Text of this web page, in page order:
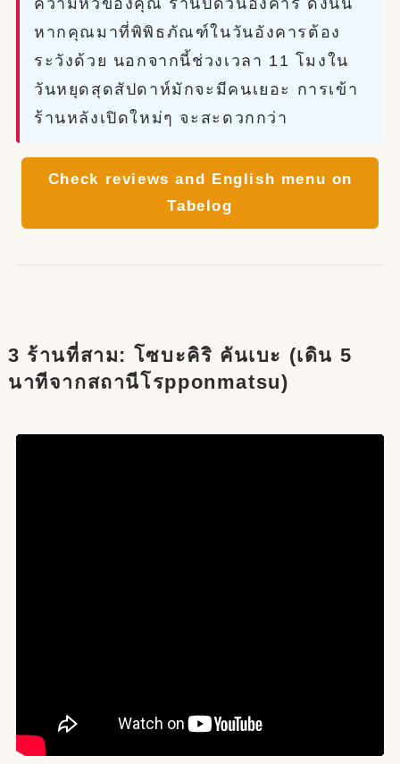
หากคุณมาที่พิพิธภัณฑ์ในวันอังคารต้อง
ระวังด้วย นอกจากนี้ช่วงเวลา 11 โมงใน
วันหยุดสุดสัปดาห์มักจะมีคนเยอะ การเข้า
ร้านหลังเปิดใหม่ๆ จะสะดวกกว่า
Check reviews and English menu on
Tabelog
3 ร้านที่สาม: โซบะคิริ คันเบะ (เดิน 5
นาทีจากสถานีโรpponmatsu)